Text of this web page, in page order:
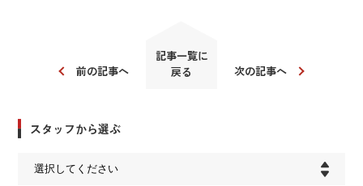
前の記事へ
記事一覧に
戻る
次の記事へ
スタッフから選ぶ